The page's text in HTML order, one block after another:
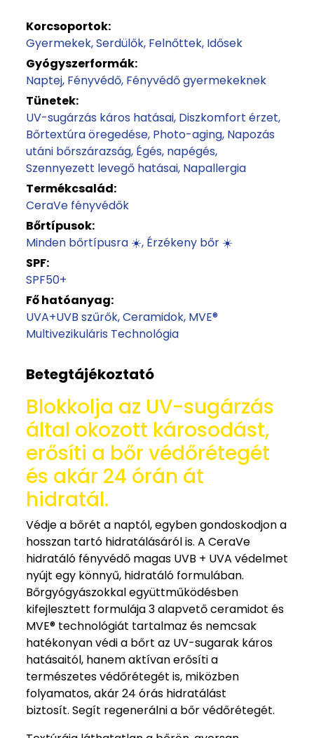
Korcsoportok:
Gyermekek Serdülők Felnőttek Idősek
Gyógyszerformák:
Naptej Fényvédő Fényvédő gyermekeknek
Tünetek:
UV-sugárzás káros hatásai Diszkomfort érzet
Bőrtextúra öregedése Photo-aging Napozás
utáni bőrszárazság Égés, napégés
Szennyezett levegő hatásai Napallergia
Termékcsalád:
CeraVe fényvédők
Bőrtípusok:
Minden bőrtípusra ☀️ Érzékeny bőr ☀️
SPF:
SPF50+
Fő hatóanyag:
UVA+UVB szűrők Ceramidok MVE®
Multivezikuláris Technológia
Betegtájékoztató
Blokkolja az UV-sugárzás
által okozott károsodást,
erősíti a bőr védőrétegét
és akár 24 órán át
hidratál.
Védje a bőrét a naptól, egyben gondoskodjon a
hosszan tartó hidratálásáról is. A CeraVe
hidratáló fényvédő magas UVB + UVA védelmet
nyújt egy könnyű, hidratáló formulában.
Bőrgyógyászokkal együttműködésben
kifejlesztett formulája 3 alapvető ceramidot és
MVE® technológiát tartalmaz és nemcsak
hatékonyan védi a bőrt az UV-sugarak káros
hatásaitól, hanem aktívan erősíti a
természetes védőrétegét is, miközben
folyamatos, akár 24 órás hidratálást
biztosít. Segít regenerálni a bőr védőrétegét.